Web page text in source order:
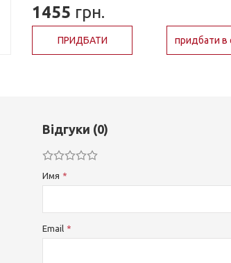
1455 грн.
ПРИДБАТИ придбати в
Відгуки (0)
Имя
Email